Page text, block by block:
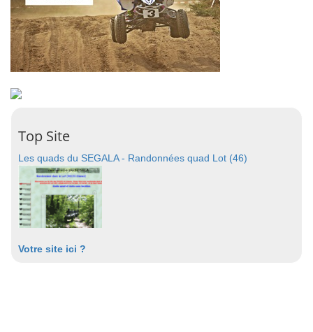
Top Site
Les quads du SEGALA - Randonnées quad Lot (46)
Votre site ici ?